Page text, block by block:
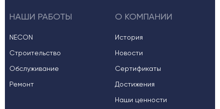
НАШИ РАБОТЫ
NECON
Строительство
Обслуживание
Ремонт
О КОМПАНИИ
История
Новости
Сертификаты
Достижения
Наши ценности